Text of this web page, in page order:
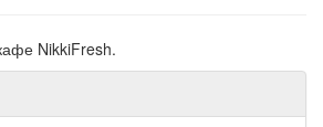
NikkiFresh.